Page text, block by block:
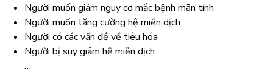
Người muốn giảm nguy cơ mắc bệnh mãn tính
Người muốn tăng cường hệ miễn dịch
Người có các vấn đề về tiêu hóa
Người bị suy giảm hệ miễn dịch
…